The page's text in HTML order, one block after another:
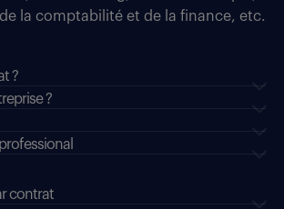
la comptabilité et de la finance, etc.
?
?
contrat